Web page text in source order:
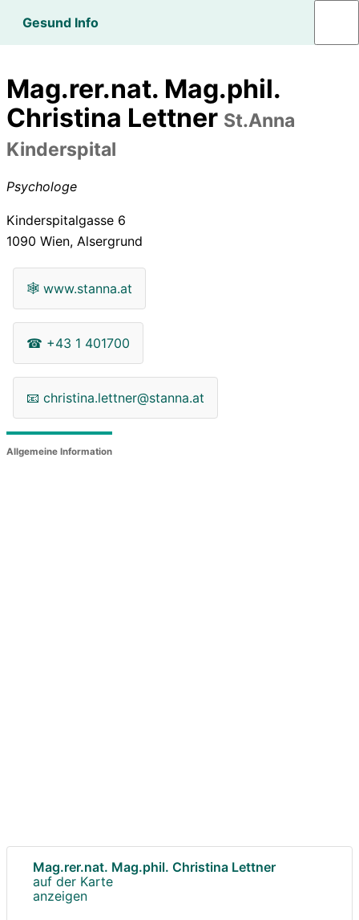
Gesund Info
Mag.rer.nat. Mag.phil.
Christina Lettner St.Anna
Kinderspital
Psychologe
Kinderspitalgasse 6
1090 Wien, Alsergrund
🕸 www.stanna.at
☎ +43 1 401700
📧 christina.lettner@stanna.at
Allgemeine Information
Mag.rer.nat. Mag.phil. Christina Lettner
auf der Karte
anzeigen